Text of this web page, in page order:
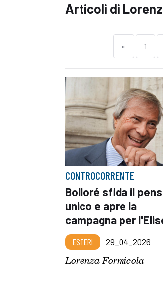
Articoli di
« 1
CONTROCORRENTE
Bolloré sfida il
unico e apre la
campagna per
ESTERI 29_04_2026
Lorenza Formicola